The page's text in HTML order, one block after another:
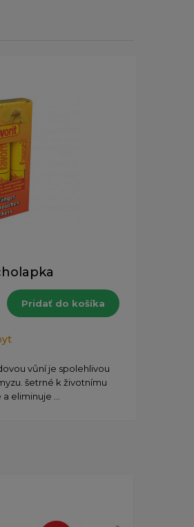
Pridať do košíka
vůní je spolehlivou
šetrné k životnímu
eliminuje ...